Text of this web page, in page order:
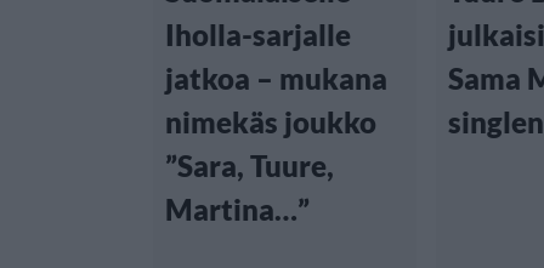
Iholla-sarjalle
jatkoa – mukana
nimekäs joukko
”Sara, Tuure,
Martina…”
Sama
singlen